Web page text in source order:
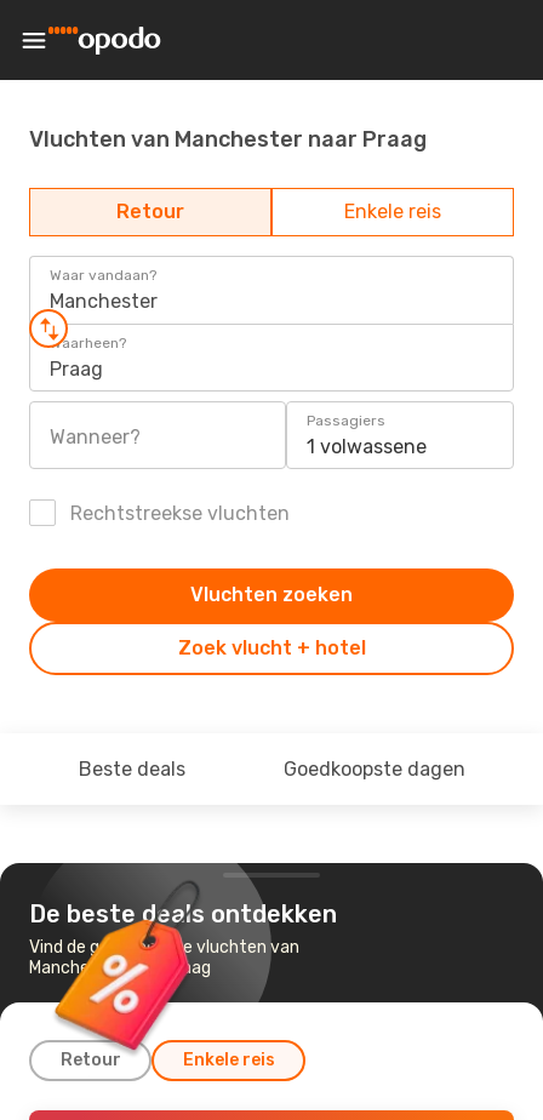
Vluchten van Manchester naar Praag
Retour Enkele reis
Waar vandaan?
Manchester
Waarheen?
Praag
Wanneer?
Passagiers
1 volwassene
Rechtstreekse vluchten
Zoek vlucht + hotel
Vluchten zoeken
Beste deals Goedkoopste dagen
De beste deals ontdekken
Vind de goedkoopste vluchten van
Manchester naar Praag
Retour Enkele reis